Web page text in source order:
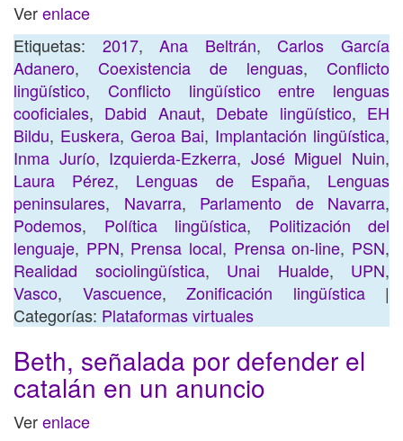
Verenlace
Etiquetas: 2017,Ana Beltrán,Carlos García
Adanero, Coexistencia de lenguas, Conflicto
lingüístico, Conflicto lingüístico entre lenguas
cooficiales, Dabid Anaut, Debate lingüístico, EH
Bildu, Euskera, Geroa Bai, Implantación lingüística,
Inma Jurío, Izquierda-Ezkerra, José Miguel Nuin,
Laura Pérez, Lenguas de España, Lenguas
peninsulares, Navarra, Parlamento de Navarra,
Podemos, Política lingüística, Politización del
lenguaje, PPN, Prensa local, Prensa on-line, PSN,
Realidad sociolingüística, Unai Hualde, UPN,
Vasco, Vascuence, Zonificación lingüística|
Categorías: Plataformas virtuales
Beth, señalada por defender el
catalán en un anuncio
Verenlace